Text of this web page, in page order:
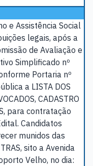
e Assistência Social
legais, após a
de Avaliação e
Simplificado nº
Portaria nº
a LISTA DOS
CADASTRO
para contratação
Candidatos
munidos das
sito a Avenida
Velho, no dia: